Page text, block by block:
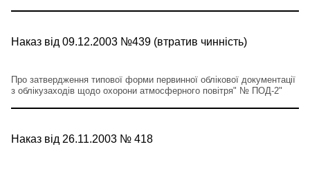
Наказ від 09.12.2003 №439 (втратив чинність)
Про затвердження типової форми первинної облікової документації
з облікузаходів щодо охорони атмосферного повітря" № ПОД-2"
Наказ від 26.11.2003 № 418